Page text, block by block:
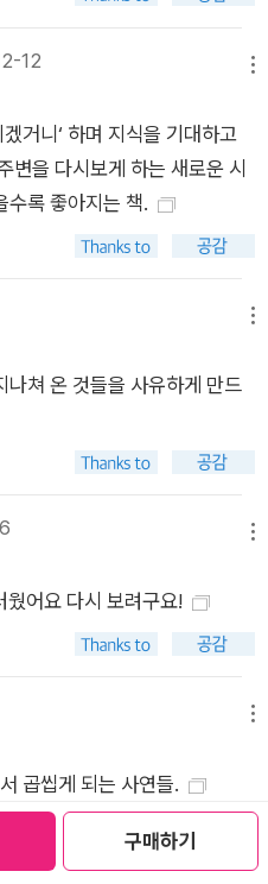
구매하기
번도 만난 적
하는 언어도 다른 두 문화권이
을 알게 함은 물론 사물을 보고
해 통찰하게 한다. 우리가 사는
자기 생겨나지 않는데 왜 그러
해왔는지 그 이유를 알고 나면
는 이유는 바로 이 때문일 것이
에서 포착해 전하기 때문에 언
나로 그동안 몰랐던 거대한
, 유행하는 단어가 매번 바뀌
지나면 다른 단어로 대체되
거나, 언어가 다른 문화권에
은 인간 보편의 호기심과 욕구
리 삶을 이해하는 과정이자
단어 하나에 이토록 아름다운
들어가보자.
12
거니‘ 하며 지식을 기대하고
변을 다시보게 하는 새로운 시
수록 좋아지는 책.
나쳐 온 것들을 사유하게 만드
어요 다시 보려구요!
곱씹게 되는 사연들.